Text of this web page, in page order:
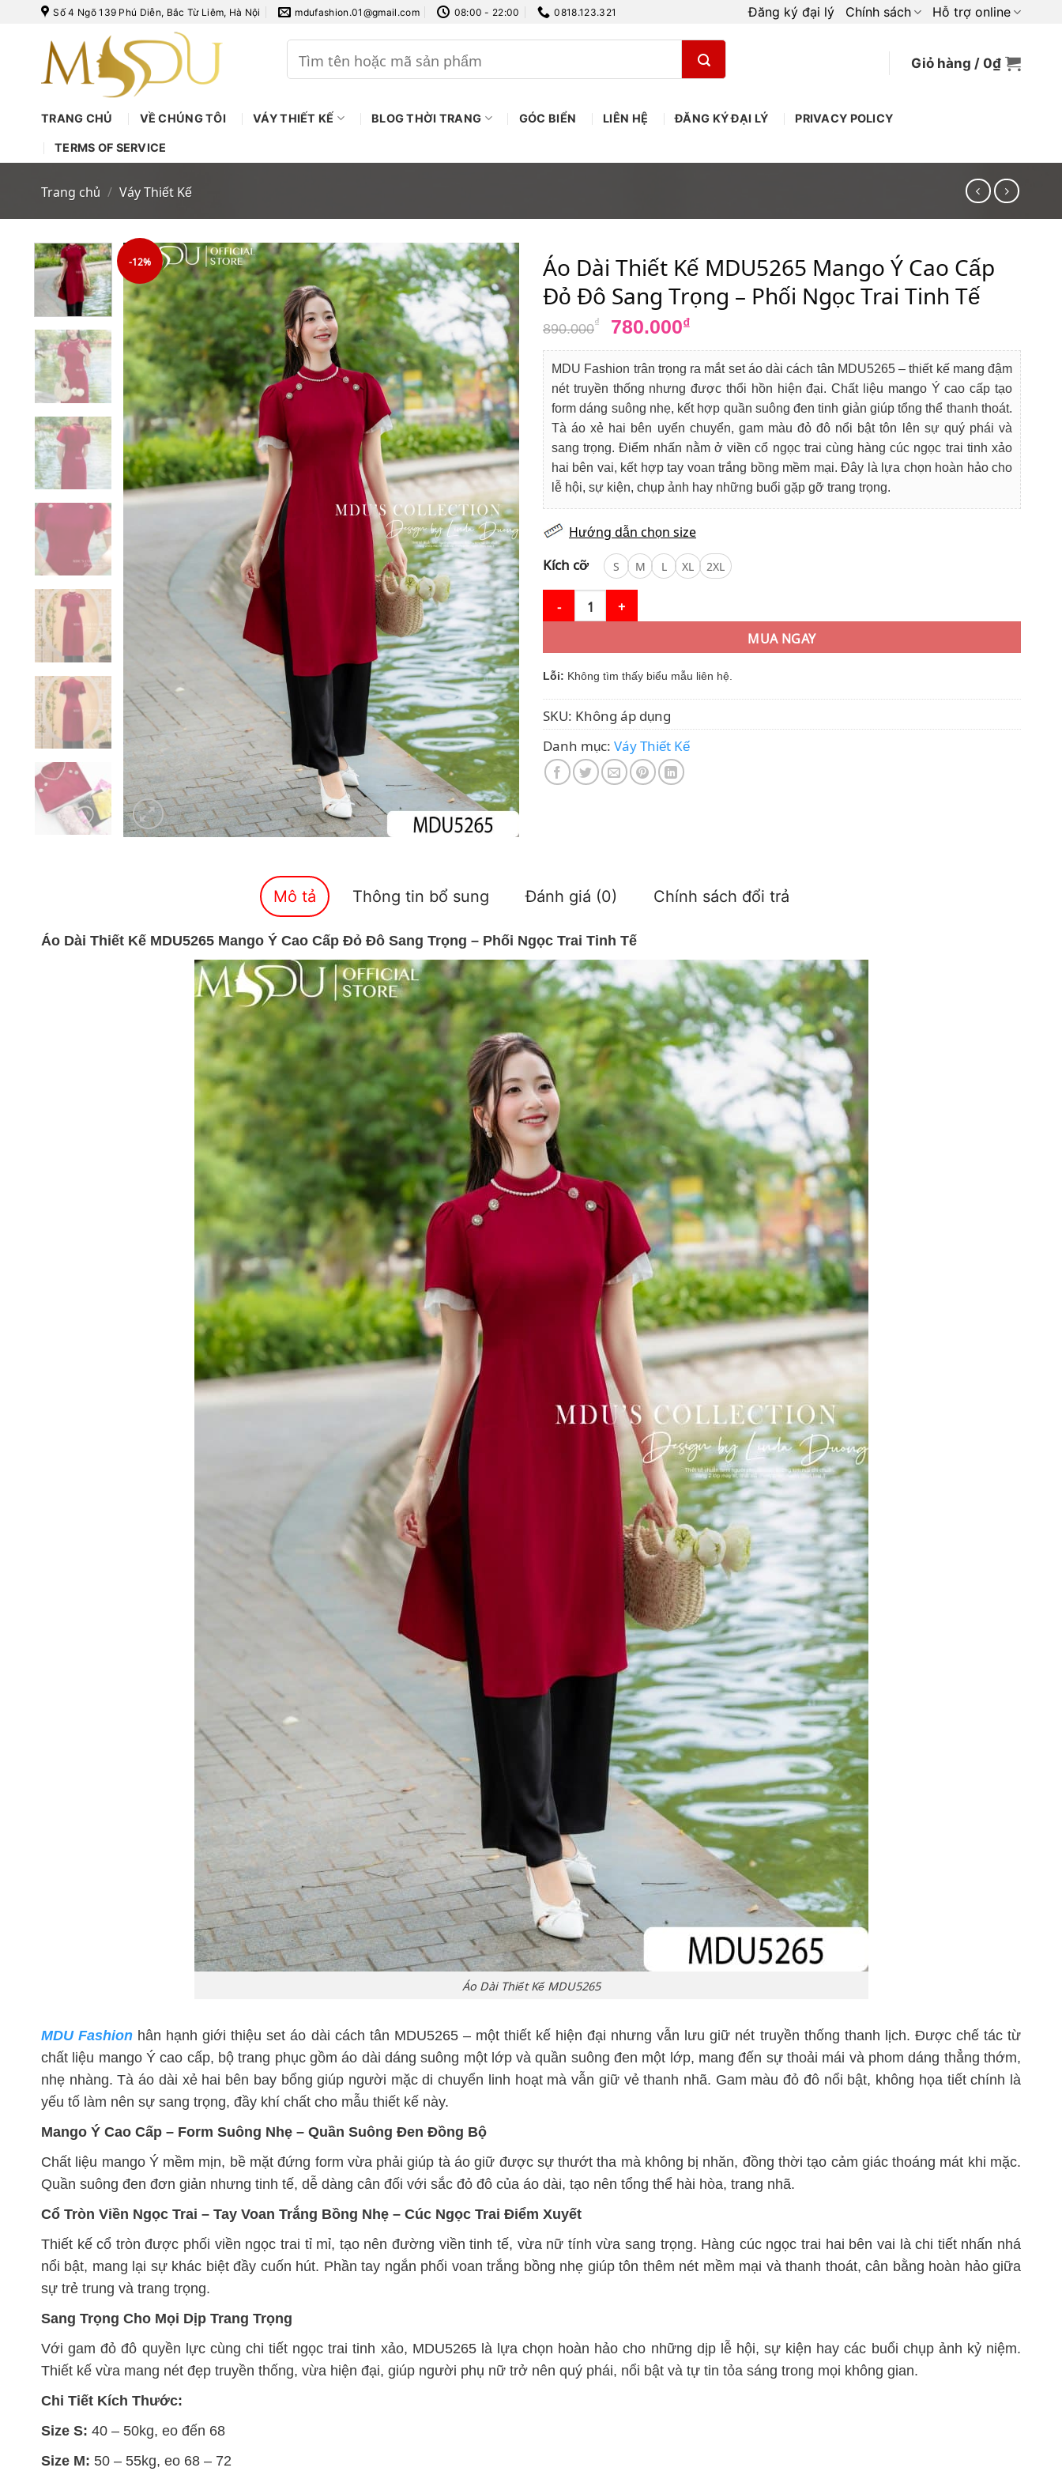
Số 4 Ngõ 139 Phú Diễn, Bắc Từ Liêm, Hà Nội mdufashion.01@gmail.com 08:00 - 22:00 0818.123.321 Đăng ký đại lý Chính sách Hỗ trợ online
Tìm
kiếm:
Giỏ hàng / 0₫
TRANG CHỦ VỀ CHÚNG TÔI VÁY THIẾT KẾ BLOG THỜI TRANG GÓC BIỂN LIÊN HỆ ĐĂNG KÝ ĐẠI LÝ PRIVACY POLICY
TERMS OF SERVICE
Trang chủ / Váy Thiết Kế
-12% Áo Dài Thiết Kế MDU5265 Mango Ý Cao Cấp
Đỏ Đô Sang Trọng – Phối Ngọc Trai Tinh Tế
890.000₫
Giá
là:
890.000₫.
780.000₫Giá
tại
là:
780.000₫.
MDU Fashion trân trọng ra mắt set áo dài cách tân MDU5265 – thiết kế mang đậm
nét truyền thống nhưng được thổi hồn hiện đại. Chất liệu mango Ý cao cấp tạo
form dáng suông nhẹ, kết hợp quần suông đen tinh giản giúp tổng thể thanh thoát.
Tà áo xẻ hai bên uyển chuyển, gam màu đỏ đô nổi bật tôn lên sự quý phái và
sang trọng. Điểm nhấn nằm ở viền cổ ngọc trai cùng hàng cúc ngọc trai tinh xảo
hai bên vai, kết hợp tay voan trắng bồng mềm mại. Đây là lựa chọn hoàn hảo cho
lễ hội, sự kiện, chụp ảnh hay những buổi gặp gỡ trang trọng.
Hướng dẫn chọn size
Kích cỡ S M L XL 2XL
Áo Dài Thiết Kế MDU5265 Mango Ý Cao Cấp Đỏ Đô Sang Trọng – Phối Ngọc Trai Tinh Tế số lượng
MUA NGAY
Lỗi: Không tìm thấy biểu mẫu liên hệ.
SKU:Không áp dụng
Danh mục:Váy Thiết Kế
Mô tả Thông tin bổ sung Đánh giá (0) Chính sách đổi trả
Áo Dài Thiết Kế MDU5265 Mango Ý Cao Cấp Đỏ Đô Sang Trọng – Phối Ngọc Trai Tinh Tế
Áo Dài Thiết Kế MDU5265
MDU Fashion hân hạnh giới thiệu set áo dài cách tân MDU5265 – một thiết kế hiện đại nhưng vẫn lưu giữ nét truyền thống thanh lịch. Được chế tác từ
chất liệu mango Ý cao cấp, bộ trang phục gồm áo dài dáng suông một lớp và quần suông đen một lớp, mang đến sự thoải mái và phom dáng thẳng thớm,
nhẹ nhàng. Tà áo dài xẻ hai bên bay bổng giúp người mặc di chuyển linh hoạt mà vẫn giữ vẻ thanh nhã. Gam màu đỏ đô nổi bật, không họa tiết chính là
yếu tố làm nên sự sang trọng, đầy khí chất cho mẫu thiết kế này.
Mango Ý Cao Cấp – Form Suông Nhẹ – Quần Suông Đen Đồng Bộ
Chất liệu mango Ý mềm mịn, bề mặt đứng form vừa phải giúp tà áo giữ được sự thướt tha mà không bị nhăn, đồng thời tạo cảm giác thoáng mát khi mặc.
Quần suông đen đơn giản nhưng tinh tế, dễ dàng cân đối với sắc đỏ đô của áo dài, tạo nên tổng thể hài hòa, trang nhã.
Cổ Tròn Viền Ngọc Trai – Tay Voan Trắng Bồng Nhẹ – Cúc Ngọc Trai Điểm Xuyết
Thiết kế cổ tròn được phối viền ngọc trai tỉ mỉ, tạo nên đường viền tinh tế, vừa nữ tính vừa sang trọng. Hàng cúc ngọc trai hai bên vai là chi tiết nhấn nhá
nổi bật, mang lại sự khác biệt đầy cuốn hút. Phần tay ngắn phối voan trắng bồng nhẹ giúp tôn thêm nét mềm mại và thanh thoát, cân bằng hoàn hảo giữa
sự trẻ trung và trang trọng.
Sang Trọng Cho Mọi Dịp Trang Trọng
Với gam đỏ đô quyền lực cùng chi tiết ngọc trai tinh xảo, MDU5265 là lựa chọn hoàn hảo cho những dịp lễ hội, sự kiện hay các buổi chụp ảnh kỷ niệm.
Thiết kế vừa mang nét đẹp truyền thống, vừa hiện đại, giúp người phụ nữ trở nên quý phái, nổi bật và tự tin tỏa sáng trong mọi không gian.
Chi Tiết Kích Thước:
Size S: 40 – 50kg, eo đến 68
Size M: 50 – 55kg, eo 68 – 72